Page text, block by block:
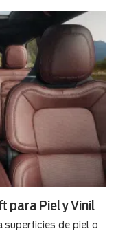
para Piel y Vinil
superficies de piel o